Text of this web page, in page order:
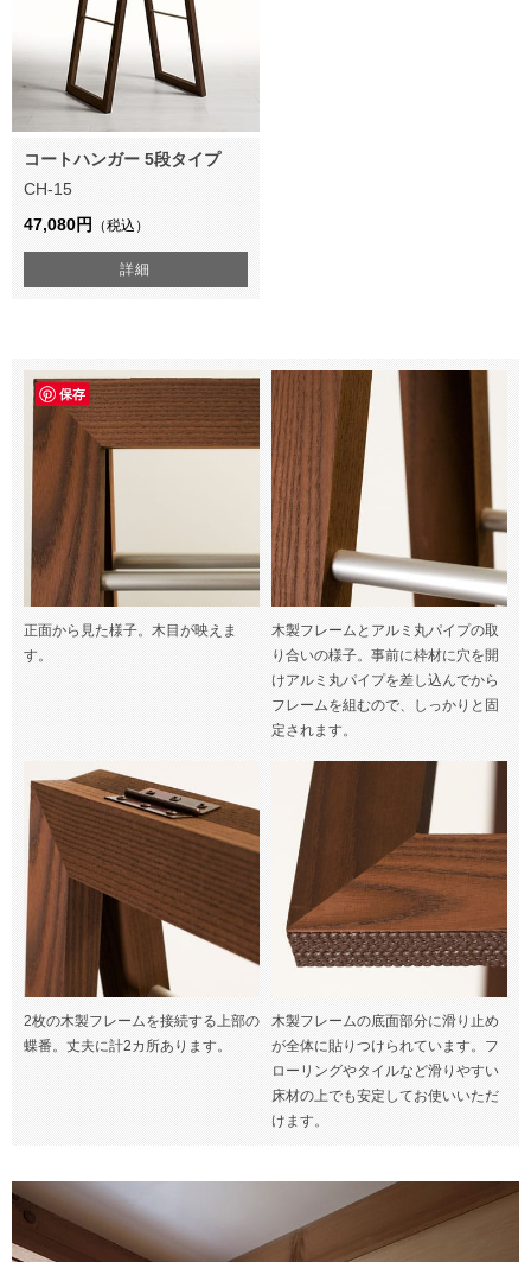
コートハンガー 5段タイプ
CH-15
47,080円
（税込）
詳細
正面から見た様子。木目が映えま
す。
木製フレームとアルミ丸パイプの取
り合いの様子。事前に枠材に穴を開
けアルミ丸パイプを差し込んでから
フレームを組むので、しっかりと固
定されます。
2枚の木製フレームを接続する上部の
蝶番。丈夫に計2カ所あります。
木製フレームの底面部分に滑り止め
が全体に貼りつけられています。フ
ローリングやタイルなど滑りやすい
床材の上でも安定してお使いいただ
けます。
保存